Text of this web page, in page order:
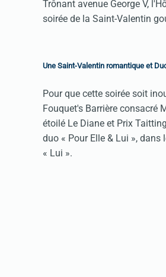
Trônant avenue George V,
soirée de la Saint-Valentin
Une Saint-Valentin romantique et
Pour que cette soirée soit
Fouquet's Barrière consacré
étoilé Le Diane et Prix
duo « Pour Elle & Lui »,
« Lui ».